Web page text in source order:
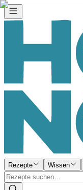
Rezepte Wissen